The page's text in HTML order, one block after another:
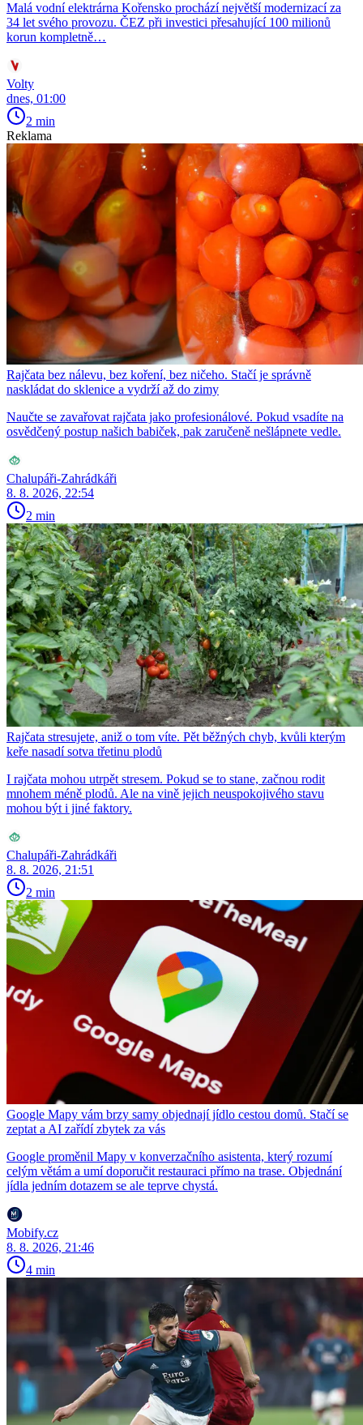
Malá vodní elektrárna Kořensko prochází největší modernizací za
34 let svého provozu. ČEZ při investici přesahující 100 milionů
korun kompletně…
Volty
dnes, 01:00
2 min
Reklama
Rajčata bez nálevu, bez koření, bez ničeho. Stačí je správně
naskládat do sklenice a vydrží až do zimy
Naučte se zavařovat rajčata jako profesionálové. Pokud vsadíte na
osvědčený postup našich babiček, pak zaručeně nešlápnete vedle.
Chalupáři-Zahrádkáři
8. 8. 2026, 22:54
2 min
Rajčata stresujete, aniž o tom víte. Pět běžných chyb, kvůli kterým
keře nasadí sotva třetinu plodů
I rajčata mohou utrpět stresem. Pokud se to stane, začnou rodit
mnohem méně plodů. Ale na vině jejich neuspokojivého stavu
mohou být i jiné faktory.
Chalupáři-Zahrádkáři
8. 8. 2026, 21:51
2 min
Google Mapy vám brzy samy objednají jídlo cestou domů. Stačí se
zeptat a AI zařídí zbytek za vás
Google proměnil Mapy v konverzačního asistenta, který rozumí
celým větám a umí doporučit restauraci přímo na trase. Objednání
jídla jedním dotazem se ale teprve chystá.
Mobify.cz
8. 8. 2026, 21:46
4 min